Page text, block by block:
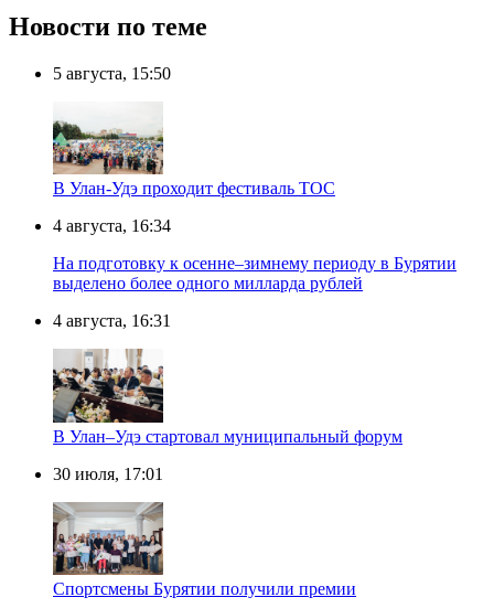
Новости по теме
5 августа, 15:50
В Улан-Удэ проходит фестиваль ТОС
4 августа, 16:34
На подготовку к осенне–зимнему периоду в Бурятии
выделено более одного милларда рублей
4 августа, 16:31
В Улан–Удэ стартовал муниципальный форум
30 июля, 17:01
Спортсмены Бурятии получили премии